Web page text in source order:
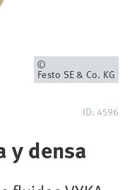
Propietario
Festo SE & Co. KG
ID: 4596
y densa